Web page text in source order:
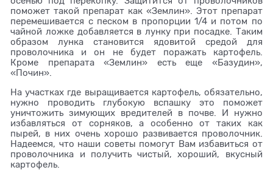
поможет такой препарат как «Землин». Этот препарат
перемешивается с песком в пропорции 1/4 и потом по
чайной ложке добавляется в лунку при посадке. Таким
образом лунка становится ядовитой средой для
проволочника и он не будет поражать картофель.
Кроме препарата «Землин» есть еще «Базудин»,
«Почин».
На участках где выращивается картофель, обязательно,
нужно проводить глубокую вспашку это поможет
уничтожить зимующих вредителей в почве. И нужно
избавляться от сорняков, а особенно от таких как
пырей, в них очень хорошо развивается проволочник.
Надеемся, что наши советы помогут Вам избавиться от
проволочника и получить чистый, хороший, вкусный
картофель.